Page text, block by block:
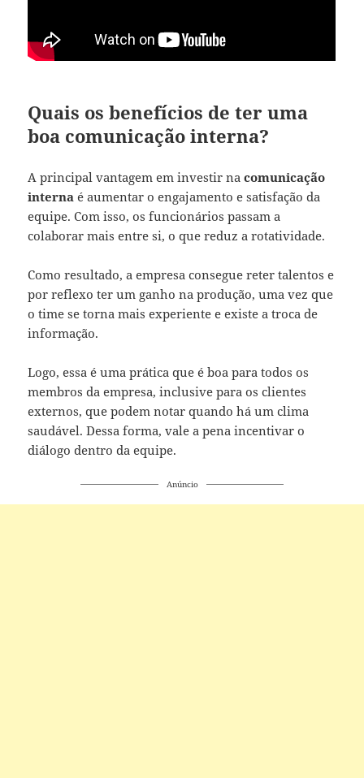
Quais os benefícios de ter uma
boa comunicação interna?
A principal vantagem em investir nacomunicação
interna é aumentar o engajamento e satisfação da
equipe. Com isso, os funcionários passam a
colaborar mais entre si, o que reduz a rotatividade.
Como resultado, a empresa consegue reter talentos e
por reflexo ter um ganho na produção, uma vez que
o time se torna mais experiente e existe a troca de
informação.
Logo, essa é uma prática que é boa para todos os
membros da empresa, inclusive para os clientes
externos, que podem notar quando há um clima
saudável. Dessa forma, vale a pena incentivar o
diálogo dentro da equipe.
Anúncio